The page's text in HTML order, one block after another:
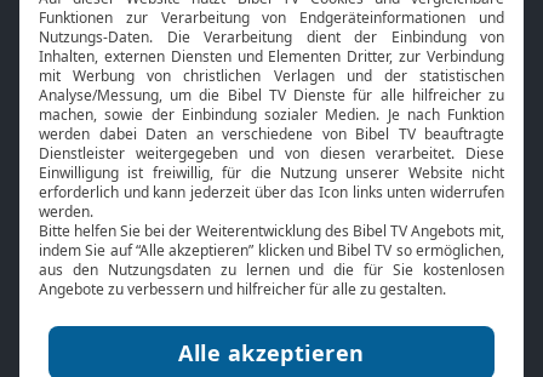
Neuigkeiten
Smart TV
HbbTV
Bibelthek Online-Bibel
Nächster Gottesdienst
Bibel TV
Über uns
Jobs
Mediadaten
Service
Kontakt
TV-Empfang